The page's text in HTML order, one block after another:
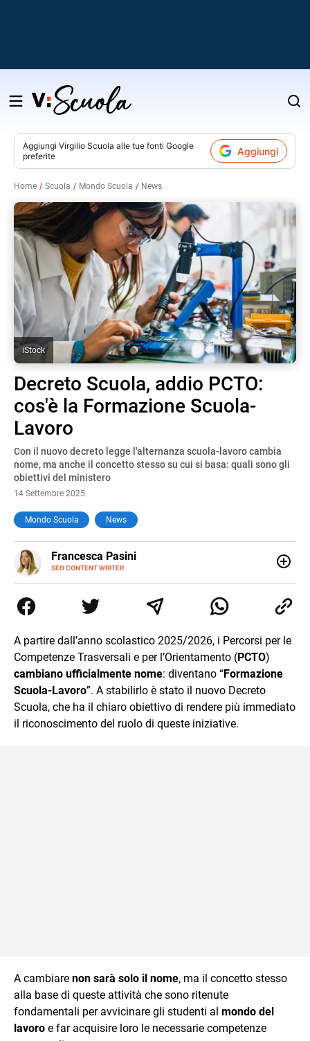
Salta
contenuto
Aggiungi Virgilio Scuola alle tue fonti Google
preferite
Aggiungi
Home Scuola Mondo Scuola News
iStock
Decreto Scuola, addio PCTO:
cos'è la Formazione Scuola-
Lavoro
Con il nuovo decreto legge l'alternanza scuola-lavoro cambia
nome, ma anche il concetto stesso su cui si basa: quali sono gli
obiettivi del ministero
14 Settembre 2025
Mondo Scuola News
Francesca Pasini
SEO CONTENT WRITER
E-
MAIL
le diverse sfumature dell'informazione e quelle storie di
vita che parlano di luoghi, viaggi unici, cultura e lifestyle,
A partire dall’anno scolastico 2025/2026, i Percorsi per le
Competenze Trasversali e per l’Orientamento (PCTO)
cambiano ufficialmente nome: diventano “Formazione
Scuola-Lavoro”. A stabilirlo è stato il nuovo Decreto
Scuola, che ha il chiaro obiettivo di rendere più immediato
il riconoscimento del ruolo di queste iniziative.
A cambiare non sarà solo il nome, ma il concetto stesso
alla base di queste attività che sono ritenute
fondamentali per avvicinare gli studenti al mondo del
lavoro e far acquisire loro le necessarie competenze